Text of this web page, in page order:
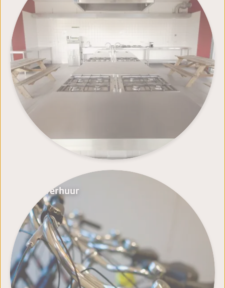
Fietsverhuur